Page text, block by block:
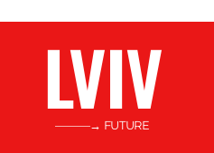
LVIV
———→ FUTURE